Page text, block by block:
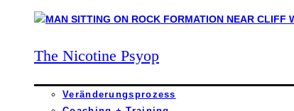
The Nicotine Psyop
Veränderungsprozess